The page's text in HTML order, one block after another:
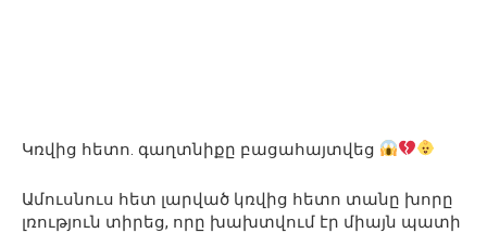
Կռվից հետո. գաղտնիքը բացահայտվեց
Ամուսնուս հետ լարված կռվից հետո տանը խորը
լռություն տիրեց, որը խախտվում էր միայն պատի